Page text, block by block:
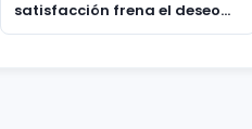
satisfacción frena el deseo
de actualización tras las